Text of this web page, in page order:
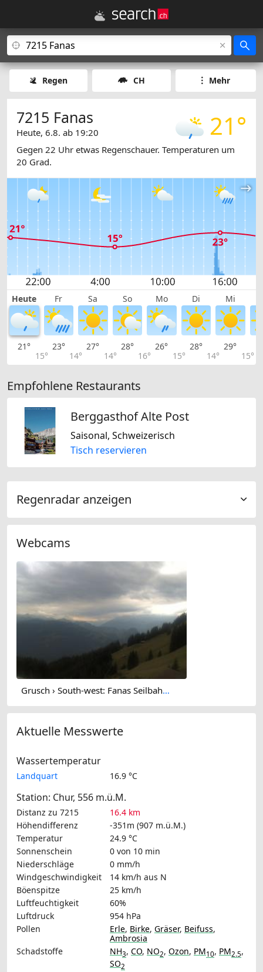
Regen CH Mehr
21°
7215 Fanas
Heute, 6.8. ab 19:20
Gegen 22 Uhr etwas Regenschauer. Temperaturen um
20 Grad.
Heute Fr Sa So Mo Di Mi
21°
15°
23°
14°
27°
14°
28°
16°
26°
15°
28°
14°
29°
15°
Empfohlene Restaurants
Berggasthof Alte Post
Saisonal, Schweizerisch
Tisch reservieren
Regenradar anzeigen
Webcams
Grusch › South-west: Fanas Seilbahn, Bergstation - Bergrestaurant Sassauna
Aktuelle Messwerte
Wassertemperatur
Landquart 16.9 °C
Station: Chur, 556 m.ü.M.
Distanz zu 7215
16.4 km
Höhendifferenz
-351m (907 m.ü.M.)
Temperatur
24.9 °C
Sonnenschein
0 von 10 min
Niederschläge
0 mm/h
Windgeschwindigkeit
14 km/h aus N
Böenspitze
25 km/h
Luftfeuchtigkeit
60%
Luftdruck
954 hPa
Pollen
Erle, Birke, Gräser, Beifuss,
Ambrosia
Schadstoffe
NH3, CO, NO2, Ozon, PM10, PM2.5,
SO2